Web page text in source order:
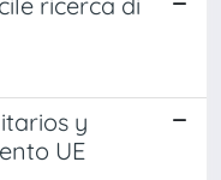
y
UE